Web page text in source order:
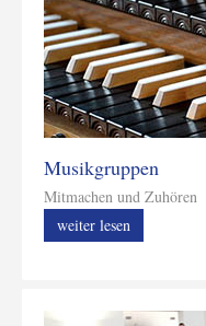
Musikgruppen
Mitmachen und Zuhören
weiter lesen